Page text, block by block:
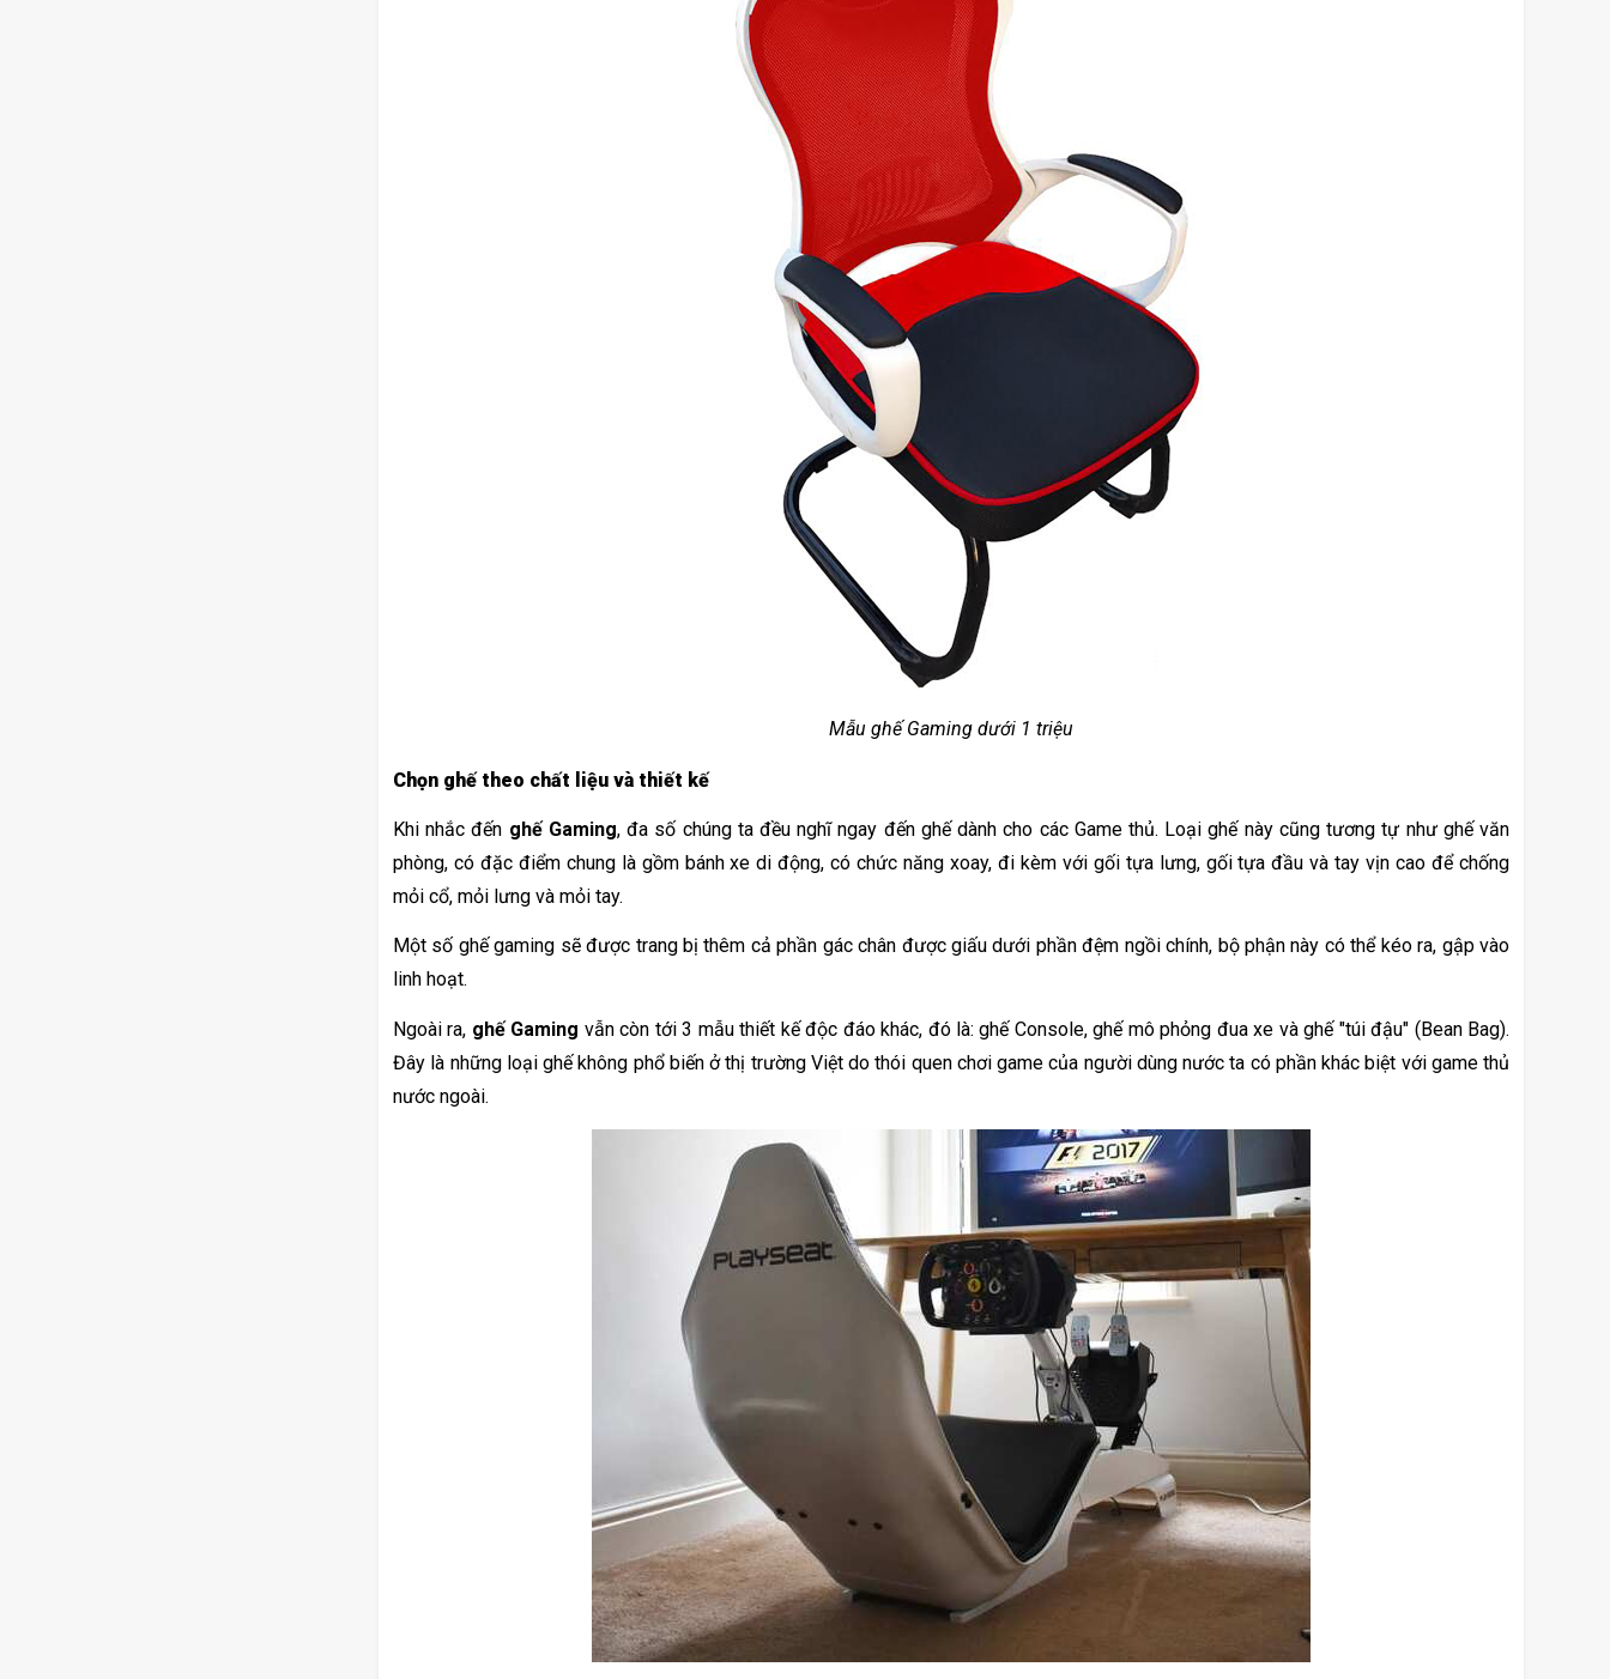
Mẫu ghế Gaming dưới 1 triệu
Chọn ghế theo chất liệu và thiết kế
Khi nhắc đến ghế Gaming, đa số chúng ta đều nghĩ ngay đến ghế dành cho các Game thủ. Loại ghế này cũng tương tự như ghế văn
phòng, có đặc điểm chung là gồm bánh xe di động, có chức năng xoay, đi kèm với gối tựa lưng, gối tựa đầu và tay vịn cao để chống
mỏi cổ, mỏi lưng và mỏi tay.
Một số ghế gaming sẽ được trang bị thêm cả phần gác chân được giấu dưới phần đệm ngồi chính, bộ phận này có thể kéo ra, gập vào
linh hoạt.
Ngoài ra, ghế Gaming vẫn còn tới 3 mẫu thiết kế độc đáo khác, đó là: ghế Console, ghế mô phỏng đua xe và ghế "túi đậu" (Bean Bag).
Đây là những loại ghế không phổ biến ở thị trường Việt do thói quen chơi game của người dùng nước ta có phần khác biệt với game thủ
nước ngoài.